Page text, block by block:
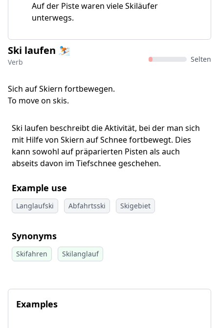
Auf der Piste waren viele Skiläufer
unterwegs.
Ski laufen ⛷️
Verb Selten
Sich auf Skiern fortbewegen.
To move on skis.
Ski laufen beschreibt die Aktivität, bei der man sich
mit Hilfe von Skiern auf Schnee fortbewegt. Dies
kann sowohl auf präparierten Pisten als auch
abseits davon im Tiefschnee geschehen.
Example use
Langlaufski Abfahrtsski Skigebiet
Synonyms
Skifahren Skilanglauf
Examples